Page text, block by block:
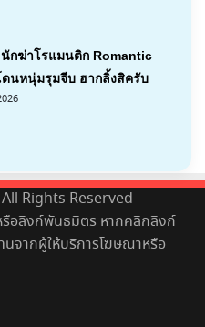
กฆ่าโรแมนติก Romantic
ดนหนุ่มรุมจีบ ฮากลิ้งสิครับ
Rights Reserved
รือลิงก์พันธมิตร หากคลิกลิงก์
นจากผู้ให้บริการโฆษณาหรือ